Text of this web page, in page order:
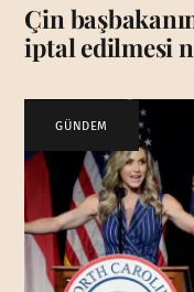
Çin
iptal edilmesi
GÜNDEM